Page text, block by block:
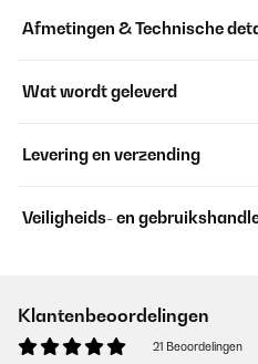
Afmetingen & Technische
Wat wordt geleverd
Levering en verzending
Veiligheids- en
Klantenbeoordelingen
21 Beoordelingen